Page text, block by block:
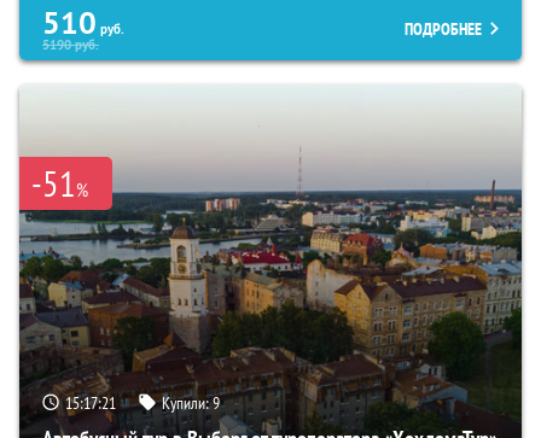
510 руб.
5190руб.
ПОДРОБНЕЕ
-51%
15:17:20 Купили:9